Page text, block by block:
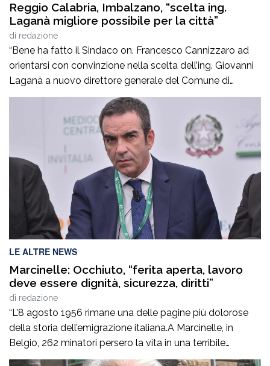
Reggio Calabria, Imbalzano, “scelta ing.
Laganà migliore possibile per la città”
di redazione
“Bene ha fatto il Sindaco on. Francesco Cannizzaro ad
orientarsi con convinzione nella scelta dell’ing. Giovanni
Laganà a nuovo direttore generale del Comune di
Reggio in questa fase storica. Un manager di altissimo
profilo che avendo maturato con successo esperienze in
ruoli di alta responsabilità sia sul versante tecnico che in
quello amministrativo -contabile costituisce […]
LE ALTRE NEWS
Marcinelle: Occhiuto, “ferita aperta, lavoro
deve essere dignità, sicurezza, diritti”
di redazione
“L’8 agosto 1956 rimane una delle pagine più dolorose
della storia dell’emigrazione italiana.A Marcinelle, in
Belgio, 262 minatori persero la vita in una terribile
tragedia, 136 erano italiani e tra loro c’erano moltissimi